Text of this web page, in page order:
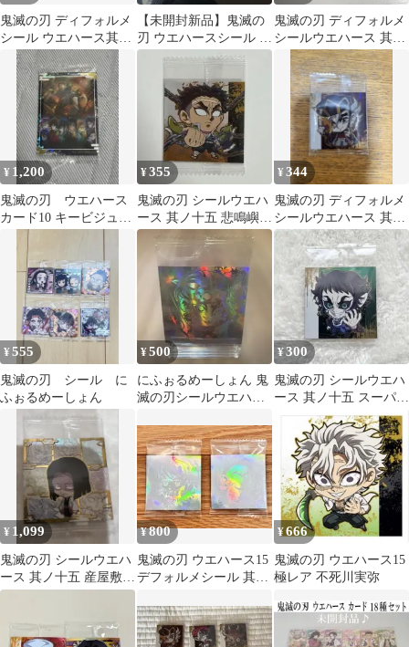
鬼滅の刃 ディフォルメ
シール ウエハース其の
十五 天元レア含む 6
枚セット
【未開封新品】鬼滅の
刃 ウエハースシール 甘
露寺蜜璃 悲鳴嶼行冥 5
鬼滅の刃 ディフォルメ
シールウエハース 其ノ
十五 スーパーレア 堕姫
妓夫太郎
¥ 1,200
鬼滅の刃 ウエハース
カード10 キービジュア
¥355
鬼滅の刃 シールウエハ
ース 其ノ十五 悲鳴嶼行
冥 極レア 15-28
¥344
鬼滅の刃 ディフォルメ
シールウエハース 其ノ
十五 スーパーレア 童磨
¥555
鬼滅の刃 シール に
ふぉるめーしょん
¥500
にふぉるめーしょん 鬼
滅の刃シールウエハー
年記念
¥300
鬼滅の刃 シールウエハ
ース 其ノ十五 スーパー
レア SR 獪岳
¥ 1,099
鬼滅の刃 シールウエハ
ース 其ノ十五 産屋敷耀
哉と柱たち シークレッ
¥800
鬼滅の刃 ウエハース15
デフォルメシール 其ノ
枚セット
¥666
鬼滅の刃 ウエハース15
極レア 不死川実弥